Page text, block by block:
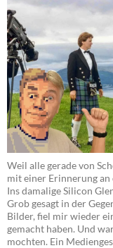
Weil alle gerade von
mit einer Erinnerung an
Ins damalige Silicon
Grob gesagt in der
Bilder, fiel mir wieder
gemacht haben. Und
mochten. Ein